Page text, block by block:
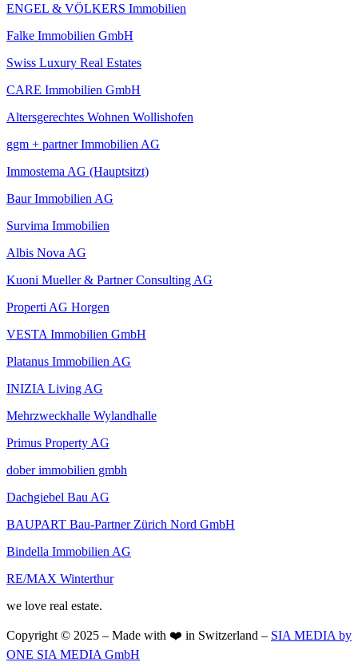
ENGEL & VÖLKERS Immobilien
Falke Immobilien GmbH
Swiss Luxury Real Estates
CARE Immobilien GmbH
Altersgerechtes Wohnen Wollishofen
ggm + partner Immobilien AG
Immostema AG (Hauptsitzt)
Baur Immobilien AG
Survima Immobilien
Albis Nova AG
Kuoni Mueller & Partner Consulting AG
Properti AG Horgen
VESTA Immobilien GmbH
Platanus Immobilien AG
INIZIA Living AG
Mehrzweckhalle Wylandhalle
Primus Property AG
dober immobilien gmbh
Dachgiebel Bau AG
BAUPART Bau-Partner Zürich Nord GmbH
Bindella Immobilien AG
RE/MAX Winterthur
we love real estate.
Copyright © 2025 – Made with ❤️ in Switzerland – SIA MEDIA by
ONE SIA MEDIA GmbH